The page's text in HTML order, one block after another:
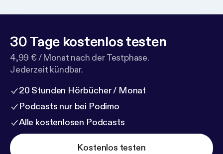
30 Tage kostenlos testen
4,99 € / Monat nach der Testphase.
Jederzeit kündbar.
20 Stunden Hörbücher / Monat
Podcasts nur bei Podimo
Alle kostenlosen Podcasts
Kostenlos testen